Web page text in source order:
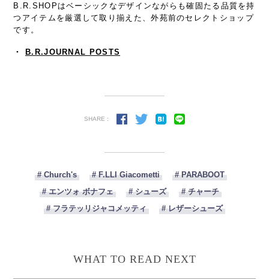
B.R.SHOPはベーシックなデザインながらも確固たる品質を持
つアイテムを厳選して取り揃えた、外苑前のセレクトショップ
です。
・ B.R.JOURNAL POSTS
SHARE :
# Church's # F.LLI Giacometti
# PARABOOT
# エンツォ ボナフェ
# シューズ
# チャーチ
# フラテッリジャコメッティ
# レザーシューズ
WHAT TO READ NEXT